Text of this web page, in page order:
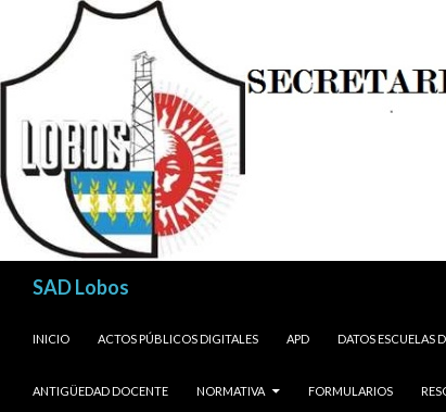
SAD Lobos
INICIO
ACTOS PÚBLICOS DIGITALES APD DATOS ESCUELAS
ANTIGÜEDAD DOCENTE NORMATIVA FORMULARIOS